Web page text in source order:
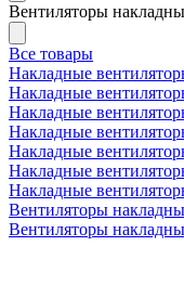
Вентиляторы
Все товары
Накладные
Накладные
Накладные
Накладные
Накладные
Накладные
Накладные
Вентиляторы
Вентиляторы